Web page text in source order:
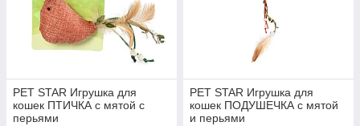
PET STAR Игрушка для
кошек ПТИЧКА с мятой с
перьями
PET STAR Игрушка для
кошек ПОДУШЕЧКА с мятой
и перьями